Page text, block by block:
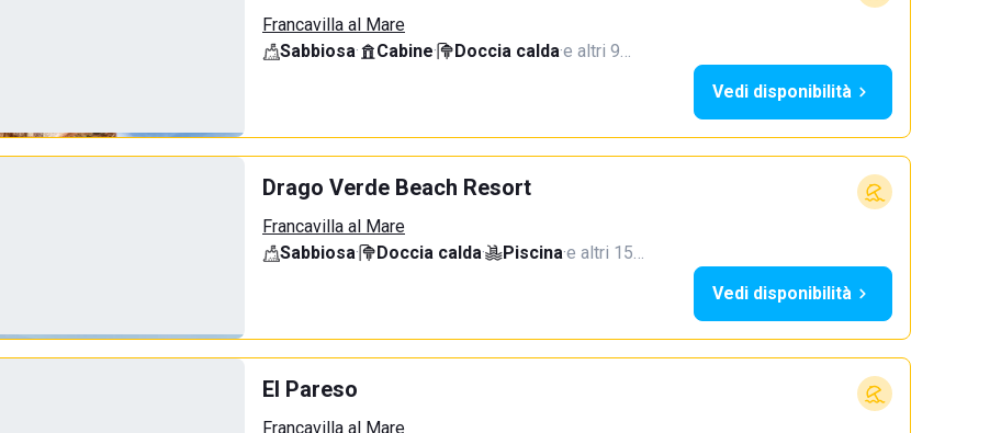
Francavilla al Mare
Sabbiosa· Cabine· Doccia calda·e altri 9…
Vedi disponibilità
Drago Verde Beach Resort
Francavilla al Mare
Sabbiosa· Doccia calda· Piscina·e altri 15…
Vedi disponibilità
El Pareso
Francavilla al Mare